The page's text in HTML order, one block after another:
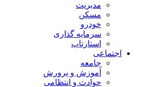
مدیریت
مسکن
خودرو
سرمایه گذاری
استارتاپ
اجتماعی
جامعه
آموزش و پرورش
حوادث و انتظامی